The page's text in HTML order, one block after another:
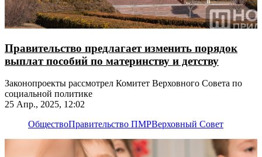
Правительство предлагает изменить порядок
выплат пособий по материнству и детству
Законопроекты рассмотрел Комитет Верховного Совета по
социальной политике
25 Апр., 2025, 12:02
ОбществоПравительство ПМРВерховный Совет